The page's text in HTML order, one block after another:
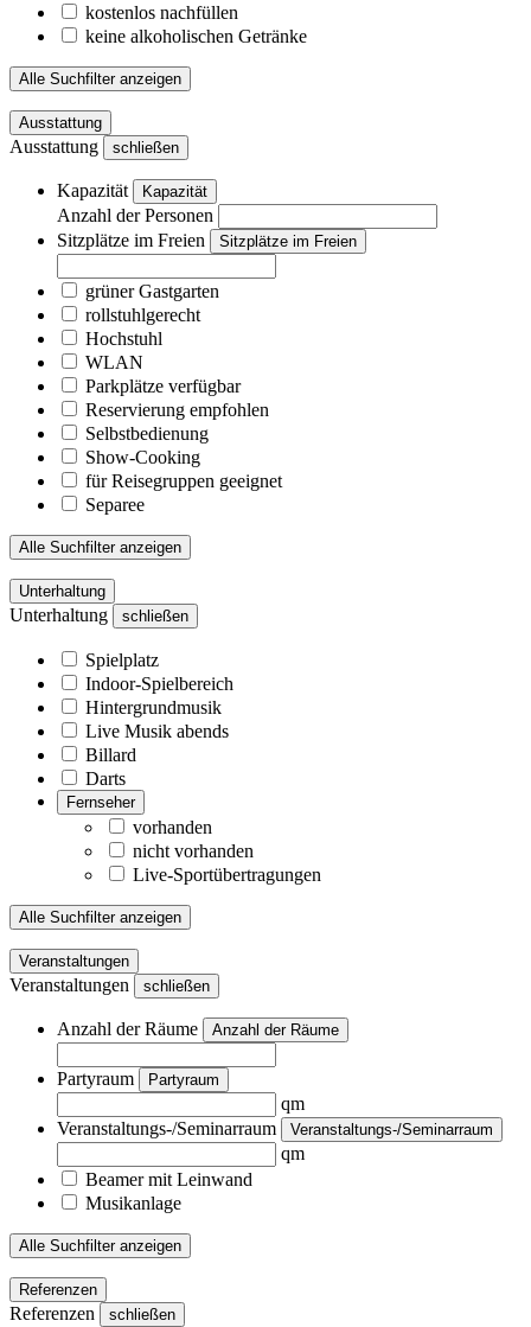
kostenlos nachfüllen
keine alkoholischen Getränke
Alle Suchfilter anzeigen
Ausstattung
Ausstattung schließen
Kapazität Kapazität
Anzahl der Personen
Sitzplätze im Freien
Sitzplätze im Freien
grüner Gastgarten
rollstuhlgerecht
Hochstuhl
WLAN
Parkplätze verfügbar
Reservierung empfohlen
Selbstbedienung
Show-Cooking
für Reisegruppen geeignet
Separee
Alle Suchfilter anzeigen
Unterhaltung
Unterhaltung schließen
Spielplatz
Indoor-Spielbereich
Hintergrundmusik
Live Musik abends
Billard
Darts
Fernseher
vorhanden
nicht vorhanden
Live-Sportübertragungen
Alle Suchfilter anzeigen
Veranstaltungen
Veranstaltungen schließen
Anzahl der Räume Anzahl der Räume
Partyraum Partyraum
qm
Veranstaltungs-/Seminarraum
Veranstaltungs-/Seminarraum
qm
Beamer mit Leinwand
Musikanlage
Alle Suchfilter anzeigen
Referenzen
Referenzen schließen